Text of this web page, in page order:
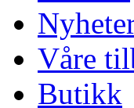
Våre
Butikk